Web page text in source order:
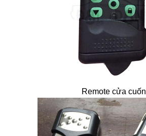
Remote cửa cuốn